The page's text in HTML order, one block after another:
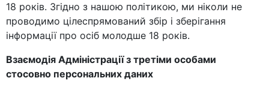
18 років. Згідно з нашою політикою, ми ніколи не
проводимо цілеспрямований збір і зберігання
інформації про осіб молодше 18 років.
Взаємодія Адміністрації з третіми особами
стосовно персональних даних